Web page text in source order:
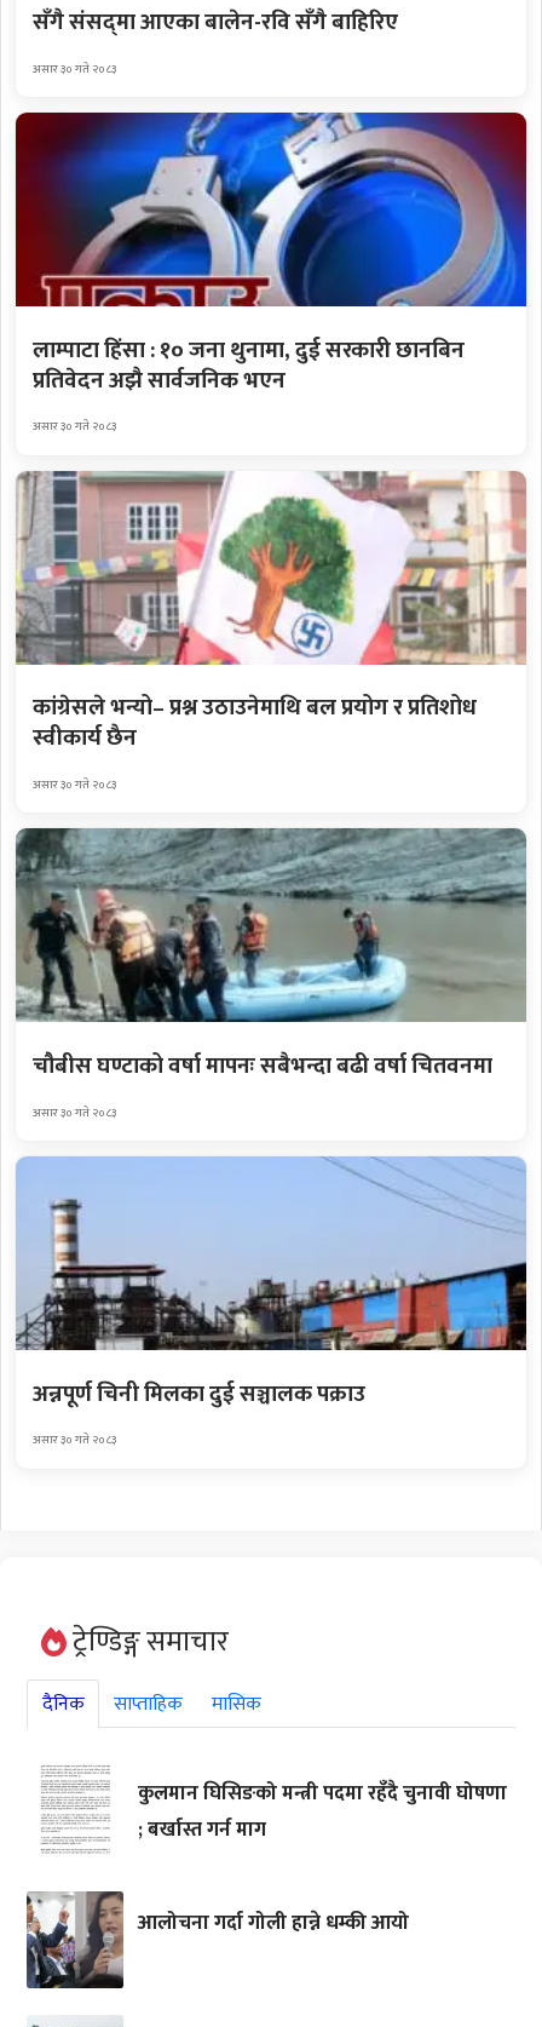
सँगै संसद्‌मा आएका बालेन-रवि सँगै बाहिरिए
असार ३० गते २०८३
लाम्पाटा हिंसा : १० जना थुनामा, दुई सरकारी छानबिन
प्रतिवेदन अझै सार्वजनिक भएन
असार ३० गते २०८३
कांग्रेसले भन्यो– प्रश्न उठाउनेमाथि बल प्रयोग र प्रतिशोध
स्वीकार्य छैन
असार ३० गते २०८३
चौबीस घण्टाको वर्षा मापनः सबैभन्दा बढी वर्षा चितवनमा
असार ३० गते २०८३
अन्नपूर्ण चिनी मिलका दुई सञ्चालक पक्राउ
असार ३० गते २०८३
ट्रेण्डिङ्ग समाचार
दैनिक साप्ताहिक मासिक
कुलमान घिसिङको मन्त्री पदमा रहँदै चुनावी घोषणा
; बर्खास्त गर्न माग
आलोचना गर्दा गोली हान्ने धम्की आयो